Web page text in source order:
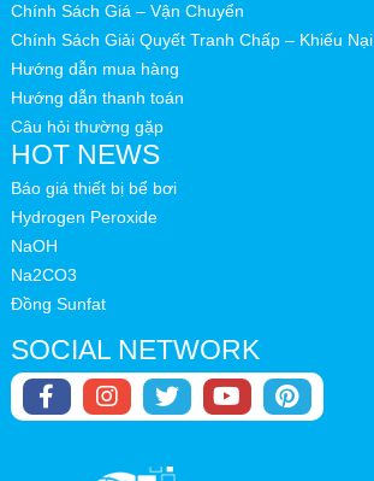
Chính Sách Giá – Vận Chuyển
Chính Sách Giải Quyết Tranh Chấp – Khiếu Nại
Hướng dẫn mua hàng
Hướng dẫn thanh toán
Câu hỏi thường gặp
HOT NEWS
Báo giá thiết bị bể bơi
Hydrogen Peroxide
NaOH
Na2CO3
Đồng Sunfat
SOCIAL NETWORK